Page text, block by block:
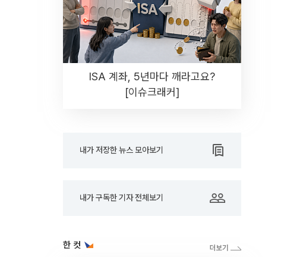
ISA 계좌, 5년마다 깨라고요?
[이슈크래커]
내가 저장한 뉴스 모아보기
내가 구독한 기자 전체보기
한 컷